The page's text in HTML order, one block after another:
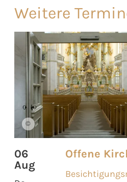
Weitere
©
06
Aug
Offene